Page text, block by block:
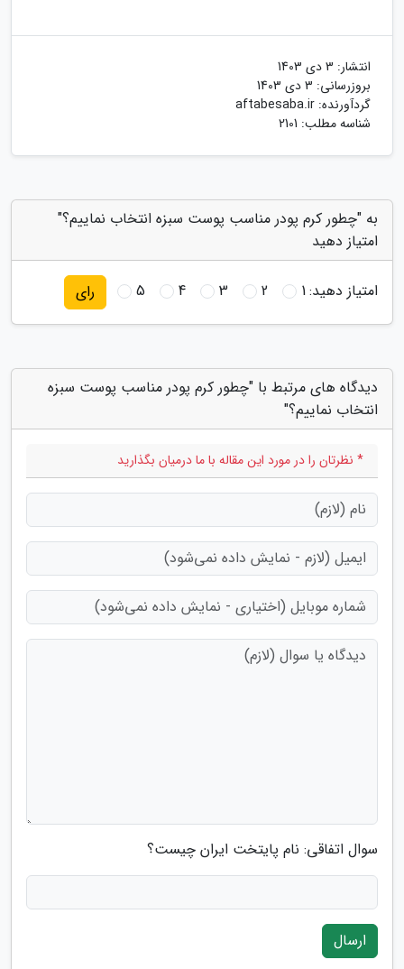
انتشار: 3 دی 1403
بروزرسانی: 3 دی 1403
گردآورنده: aftabesaba.ir
شناسه مطلب: 2101
به "چطور کرم پودر مناسب پوست سبزه انتخاب نماییم؟"
امتیاز دهید
امتیاز دهید:1
2
3
4
5 رای
دیدگاه های مرتبط با "چطور کرم پودر مناسب پوست سبزه
انتخاب نماییم؟"
* نظرتان را در مورد این مقاله با ما درمیان بگذارید
سوال اتفاقی: نام پایتخت ایران چیست؟
ارسال